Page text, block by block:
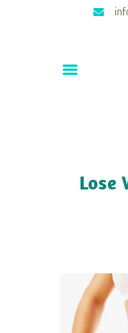
LE CLIP
NOS
Lose